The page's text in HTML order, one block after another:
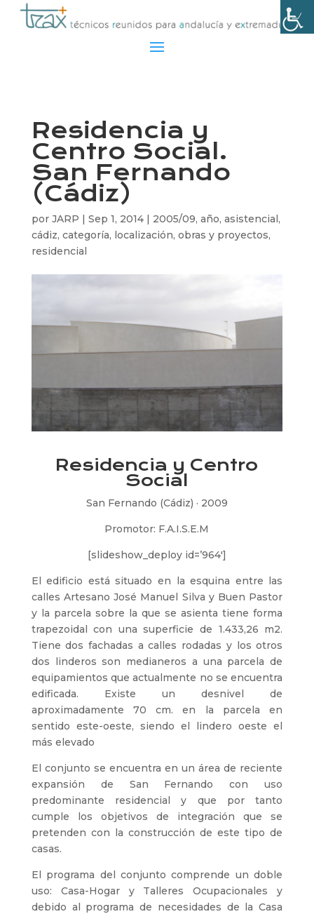
Residencia y
Centro Social.
San Fernando
(Cádiz)
por JARP | Sep 1, 2014| 2005/09, año, asistencial,
cádiz, categoría, localización, obras y proyectos,
residencial
Residencia y Centro
Social
San Fernando (Cádiz) · 2009
Promotor: F.A.I.S.E.M
[slideshow_deploy id=’964′]
El edificio está situado en la esquina entre las
calles Artesano José Manuel Silva y Buen Pastor
y la parcela sobre la que se asienta tiene forma
trapezoidal con una superficie de 1.433,26 m2.
Tiene dos fachadas a calles rodadas y los otros
dos linderos son medianeros a una parcela de
equipamientos que actualmente no se encuentra
edificada. Existe un desnivel de
aproximadamente 70 cm. en la parcela en
sentido este-oeste, siendo el lindero oeste el
más elevado
El conjunto se encuentra en un área de reciente
expansión de San Fernando con uso
predominante residencial y que por tanto
cumple los objetivos de integración que se
pretenden con la construcción de este tipo de
casas.
El programa del conjunto comprende un doble
uso: Casa-Hogar y Talleres Ocupacionales y
debido al programa de necesidades de la Casa